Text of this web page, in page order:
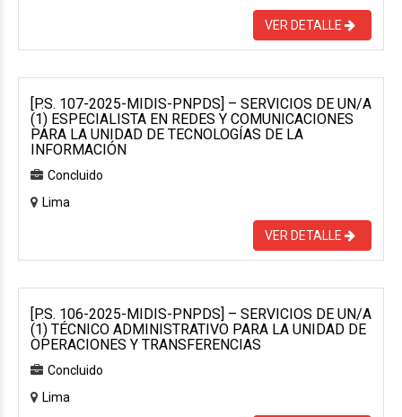
VER DETALLE
[P.S. 107-2025-MIDIS-PNPDS] – SERVICIOS DE UN/A
(1) ESPECIALISTA EN REDES Y COMUNICACIONES
PARA LA UNIDAD DE TECNOLOGÍAS DE LA
INFORMACIÓN
Concluido
Lima
VER DETALLE
[P.S. 106-2025-MIDIS-PNPDS] – SERVICIOS DE UN/A
(1) TÉCNICO ADMINISTRATIVO PARA LA UNIDAD DE
OPERACIONES Y TRANSFERENCIAS
Concluido
Lima